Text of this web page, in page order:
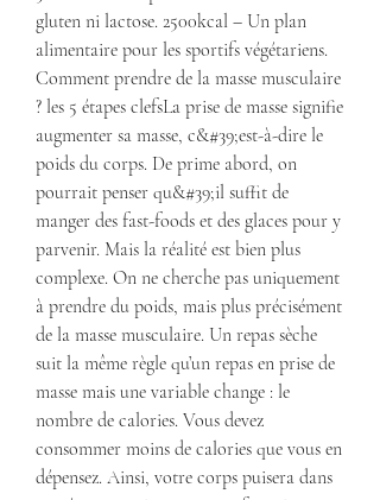
gluten ni lactose. 2500kcal – Un plan
alimentaire pour les sportifs végétariens.
Comment prendre de la masse musculaire
? les 5 étapes clefsLa prise de masse signifie
augmenter sa masse, c&#39;est-à-dire le
poids du corps. De prime abord, on
pourrait penser qu&#39;il suffit de
manger des fast-foods et des glaces pour y
parvenir. Mais la réalité est bien plus
complexe. On ne cherche pas uniquement
à prendre du poids, mais plus précisément
de la masse musculaire. Un repas sèche
suit la même règle qu’un repas en prise de
masse mais une variable change : le
nombre de calories. Vous devez
consommer moins de calories que vous en
dépensez. Ainsi, votre corps puisera dans